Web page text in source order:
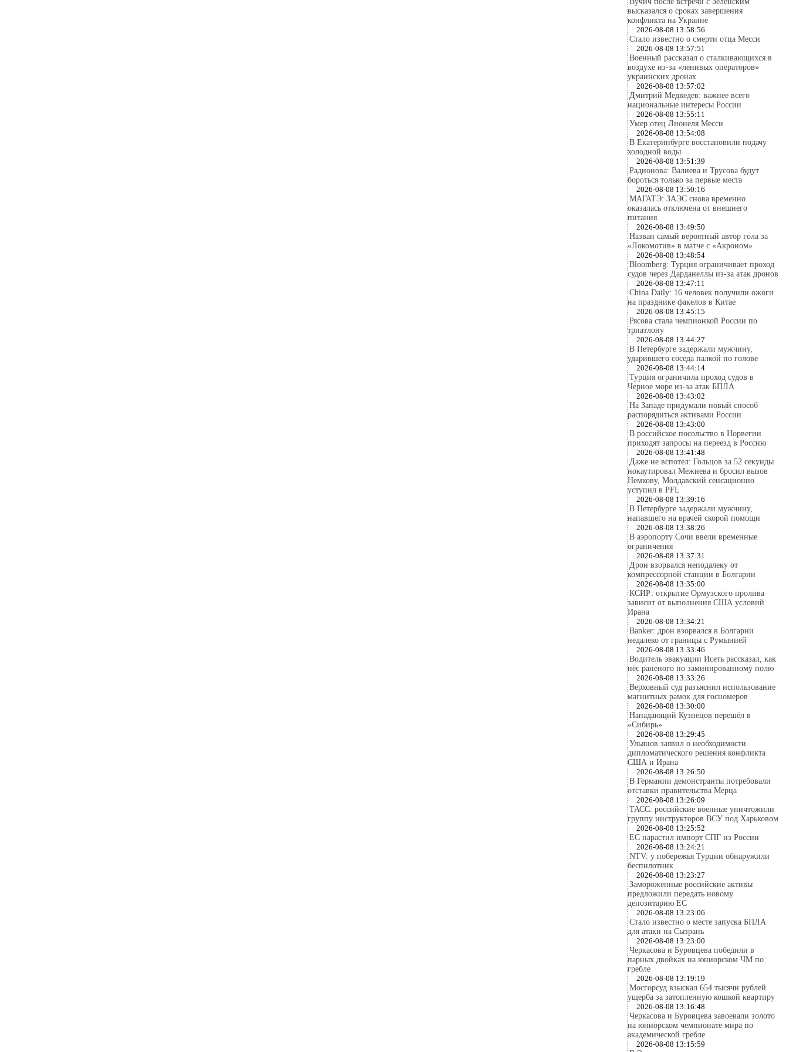
высказался о сроках завершения
конфликта на Украине
2026-08-08 13:58:56
Стало известно о смерти отца Месси
2026-08-08 13:57:51
Военный рассказал о сталкивающихся в
воздухе из-за «ленивых операторов»
украинских дронах
2026-08-08 13:57:02
Дмитрий Медведев: важнее всего
национальные интересы России
2026-08-08 13:55:11
Умер отец Лионеля Месси
2026-08-08 13:54:08
В Екатеринбурге восстановили подачу
холодной воды
2026-08-08 13:51:39
Радионова: Валиева и Трусова будут
бороться только за первые места
2026-08-08 13:50:16
МАГАТЭ: ЗАЭС снова временно
оказалась отключена от внешнего
питания
2026-08-08 13:49:50
Назван самый вероятный автор гола за
«Локомотив» в матче с «Акроном»
2026-08-08 13:48:54
Bloomberg: Турция ограничивает проход
судов через Дарданеллы из-за атак дронов
2026-08-08 13:47:11
China Daily: 16 человек получили ожоги
на празднике факелов в Китае
2026-08-08 13:45:15
Рясова стала чемпионкой России по
триатлону
2026-08-08 13:44:27
В Петербурге задержали мужчину,
ударившего соседа палкой по голове
2026-08-08 13:44:14
Турция ограничила проход судов в
Черное море из-за атак БПЛА
2026-08-08 13:43:02
На Западе придумали новый способ
распорядиться активами России
2026-08-08 13:43:00
В российское посольство в Норвегии
приходят запросы на переезд в Россию
2026-08-08 13:41:48
Даже не вспотел: Гольцов за 52 секунды
нокаутировал Межиева и бросил вызов
Немкову, Молдавский сенсационно
уступил в PFL
2026-08-08 13:39:16
В Петербурге задержали мужчину,
напавшего на врачей скорой помощи
2026-08-08 13:38:26
В аэропорту Сочи ввели временные
ограничения
2026-08-08 13:37:31
Дрон взорвался неподалеку от
компрессорной станции в Болгарии
2026-08-08 13:35:00
КСИР: открытие Ормузского пролива
зависит от выполнения США условий
Ирана
2026-08-08 13:34:21
Banker: дрон взорвался в Болгарии
недалеко от границы с Румынией
2026-08-08 13:33:46
Водитель эвакуации Исеть рассказал, как
нёс раненого по заминированному полю
2026-08-08 13:33:26
Верховный суд разъяснил использование
магнитных рамок для госномеров
2026-08-08 13:30:00
Нападающий Кузнецов перешёл в
«Сибирь»
2026-08-08 13:29:45
Ульянов заявил о необходимости
дипломатического решения конфликта
США и Ирана
2026-08-08 13:26:50
В Германии демонстранты потребовали
отставки правительства Мерца
2026-08-08 13:26:09
ТАСС: российские военные уничтожили
группу инструкторов ВСУ под Харьковом
2026-08-08 13:25:52
ЕС нарастил импорт СПГ из России
2026-08-08 13:24:21
NTV: у побережья Турции обнаружили
беспилотник
2026-08-08 13:23:27
Замороженные российские активы
предложили передать новому
депозитарию ЕС
2026-08-08 13:23:06
Стало известно о месте запуска БПЛА
для атаки на Сызрань
2026-08-08 13:23:00
Черкасова и Буровцева победили в
парных двойках на юниорском ЧМ по
гребле
2026-08-08 13:19:19
Мосгорсуд взыскал 654 тысячи рублей
ущерба за затопленную кошкой квартиру
2026-08-08 13:16:48
Черкасова и Буровцева завоевали золото
на юниорском чемпионате мира по
академической гребле
2026-08-08 13:15:59